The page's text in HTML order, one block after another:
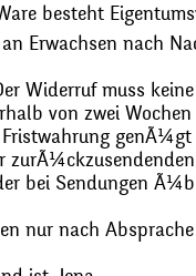
besteht
Erwachsen nach
Widerruf muss
von zwei
bei Sendungen
nur nach